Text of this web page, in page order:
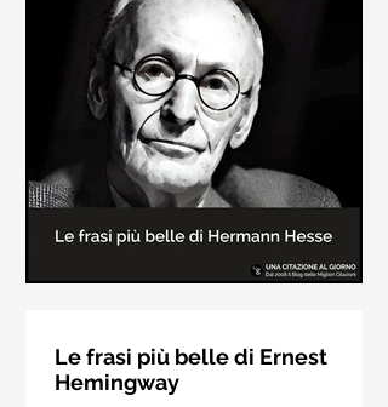
In questa pagina sono raccolte le
frasi più belle di Carl Gustav Jung
tratte dai suoi libri più significativi
come "Libro Rosso"
Hesse
Raccolta delle frasi più belle di
Le frasi più belle di Ernest
Hemingway